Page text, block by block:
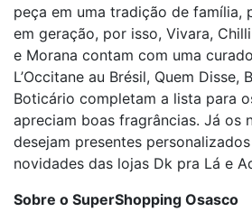
peça em uma tradição de família,
em geração, por isso, Vivara,
e Morana contam com uma
L’Occitane au Brésil, Quem Disse,
Boticário completam a lista para
apreciam boas fragrâncias. Já os
desejam presentes
novidades das lojas Dk pra Lá e
Sobre o SuperShopping Osasco